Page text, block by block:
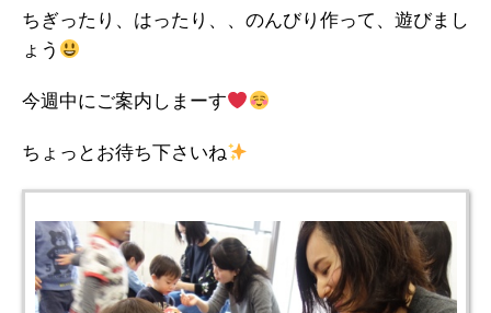
ちぎったり、はったり、、のんびり作って、遊びまし
ょう
今週中にご案内しまーす
ちょっとお待ち下さいね